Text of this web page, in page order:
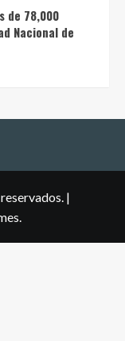
de 78,000
Nacional de
|